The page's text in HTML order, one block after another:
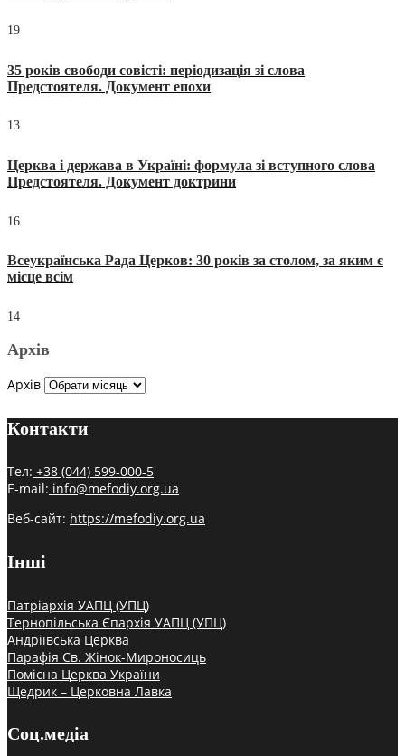
19
35 років свободи совісті: періодизація зі слова
Предстоятеля. Документ епохи
13
Церква і держава в Україні: формула зі вступного слова
Предстоятеля. Документ доктрини
16
Всеукраїнська Рада Церков: 30 років за столом, за яким є
місце всім
14
Архів
Архів
Контакти
Тел: +38 (044) 599-000-5
E-mail: info@mefodiy.org.ua
Веб-сайт: https://mefodiy.org.ua
Інші
Патріархія УАПЦ (УПЦ)
Тернопільська Єпархія УАПЦ (УПЦ)
Андріївська Церква
Парафія Св. Жінок-Мироносиць
Помісна Церква України
Щедрик – Церковна Лавка
Соц.медіа